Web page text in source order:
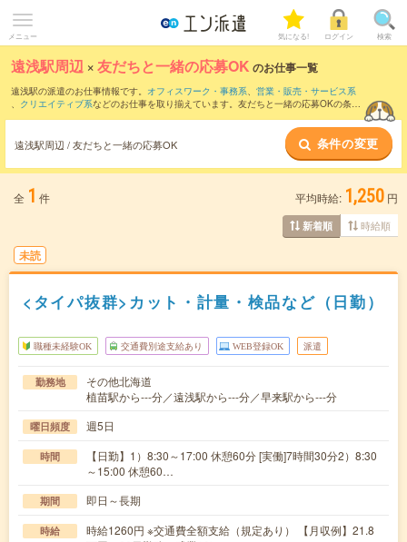
メニュー 気になる! ログイン 検索
遠浅駅周辺 ×友だちと一緒の応募OK のお仕事一覧
遠浅駅の派遣のお仕事情報です。 オフィスワーク・事務系、 営業・販売・サービス系
、 クリエイティブ系などのお仕事を取り揃えています。友だちと一緒の応募OKの条件
遠浅駅周辺 / 友だちと一緒の応募OK 条件の変更
全 1 件 平均時給: 1,250 円
新着順 時給順
未読
<タイパ抜群>カット・計量・検品など（日勤）
職種未経験OK 交通費別途支給あり WEB登録OK 派遣
勤務地
その他北海道
植苗駅から---分／遠浅駅から---分／早来駅から---分
曜日頻度 週5日
時間
【日勤】1）8:30～17:00 休憩60分 [実働]7時間30分2）8:30
～15:00 休憩60…
期間 即日～長期
時給
時給1260円 ※交通費全額支給（規定あり） 【月収例】21.8